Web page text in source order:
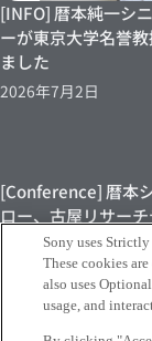
[INFO] 暦本純一シ
ーが東京大学名誉
ました
2026年7月2日
[Conference] 暦本
ロー、古屋リサー
ーらによる論文が
2026にて発表され
2026年6月22日
Sony uses
These cookies
also uses
usage, and